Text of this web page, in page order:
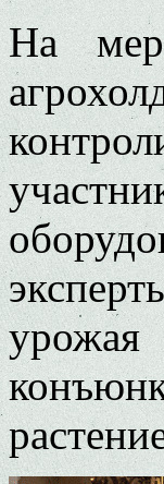
На
урожая